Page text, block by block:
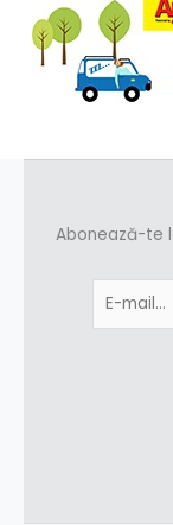
Abonează-te